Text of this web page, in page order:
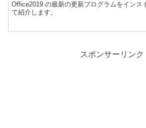
Office2019 の最新の更新プログラムをインス
て紹介します。
スポンサーリンク